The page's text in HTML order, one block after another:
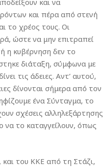
και να
και πέρα από στενή
το χρέος τους. Οι
ώστε να μην επιτραπεί
η κυβέρνηση δεν το
διάταξη, σύμφωνα με
τις άδειες. Αντ’ αυτού,
δίνονται σήμερα από τον
ένα Σύνταγμα, το
σχέσεις αλληλεξάρτησης
να το καταγγείλουν, όπως
του ΚΚΕ από τη Στάζι,